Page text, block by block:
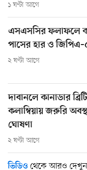
১ ঘণ্টা আগে
এসএসসির ফলাফলে
পাসের হার ও
২ ঘণ্টা আগে
দাবানলে কানাডার
কলাম্বিয়ায় জরুরি
ঘোষণা
২ ঘণ্টা আগে
ভিডিও থেকে আরও দেখুন